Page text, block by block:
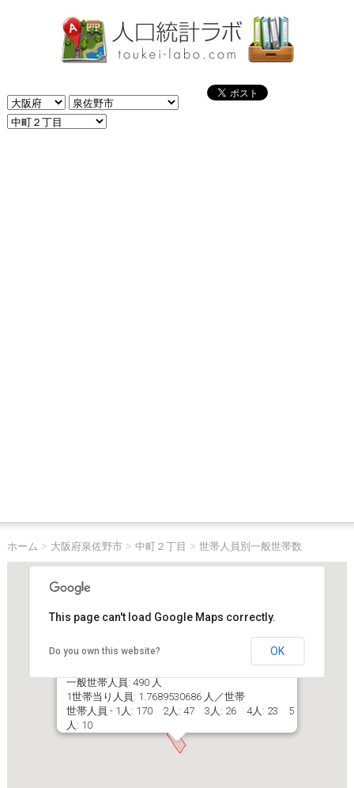
ホーム > 大阪府泉佐野市> 中町２丁目 > 世帯人員別一般世帯数
大阪府泉佐野市中町２丁目
一般世帯数（世帯人員６人以上含む）: 277 世帯
一般世帯人員: 490 人
1世帯当り人員: 1.7689530686 人／世帯
世帯人員 - 1人: 170 2人: 47 3人: 26 4人: 23 5
人: 10
This page can't load Google Maps correctly.
Do you own this website? OK